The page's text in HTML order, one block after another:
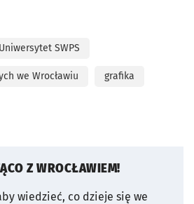
Uniwersytet SWPS
we Wrocławiu grafika
Z WROCŁAWIEM!
wiedzieć, co dzieje się we